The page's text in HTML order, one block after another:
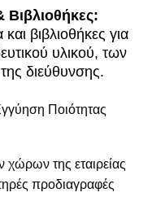
βιβλιοθήκες για
υλικού, των
διεύθυνσης.
Ποιότητας
χώρων της εταιρείας
προδιαγραφές